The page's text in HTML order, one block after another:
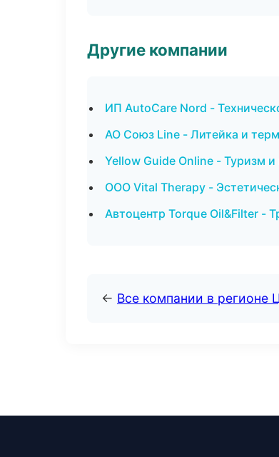
Другие компании
ИП AutoCare Nord -
АО Союз Line - Литейка и
Yellow Guide Online - Туризм
ООО Vital Therapy -
Автоцентр Torque Oil&Filter -
← Все компании в регионе